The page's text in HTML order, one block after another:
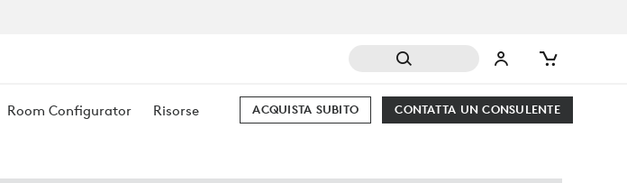
Room Configurator Risorse CONTATTA UN CONSULENTE
ACQUISTA SUBITO